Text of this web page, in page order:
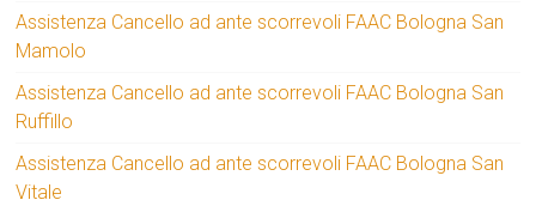
Assistenza Cancello ad ante scorrevoli FAAC Bologna San
Mamolo
Assistenza Cancello ad ante scorrevoli FAAC Bologna San
Ruffillo
Assistenza Cancello ad ante scorrevoli FAAC Bologna San
Vitale